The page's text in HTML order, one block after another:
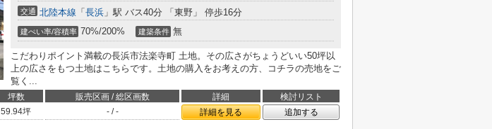
交通 北陸本線 「 長浜 」駅 バス40分 「東野」 停歩16分
建ぺい率/容積率 70%/200% 建築条件 無
こだわりポイント満載の長浜市法楽寺町 土地。その広さがちょうどいい50坪以
上の広さをもつ土地はこちらです。土地の購入をお考えの方、コチラの売地をご
覧く...
坪数 販売区画 / 総区画数 詳細
検討リスト
59.94坪 - / - 詳細を見る 追加する